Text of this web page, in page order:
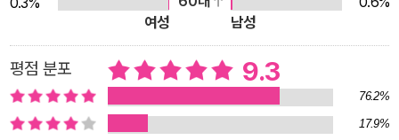
요?” “그게 무슨 말이야?” 두 사람의 만남으로 그동안 꽁꽁 숨겨
두었던 와타야의 비밀이 하나둘 드러나고, 어디로도 갈 수 없었던
마음은 각자의 방향을 찾아 흘러가기 시작한다. 그런데 과연 과거
의 히노는 와타야의 마음을 몰랐을까? 전편에서 미처 다 풀어놓
지 못했던 이야기, 와타야와 도루 사이에 있었던 숨겨진 일화가
여성
남성
평점 분포 9.3
76.2%
17.9%